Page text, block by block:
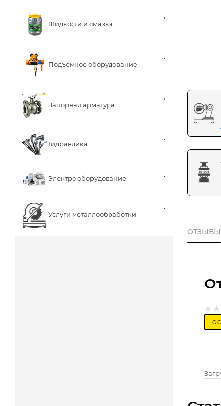
Жидкости и смазка
Подъемное оборудование
Запорная арматура
Гидравлика
Электро оборудование
Услуги металлообработки
ОТЗЫВЫ